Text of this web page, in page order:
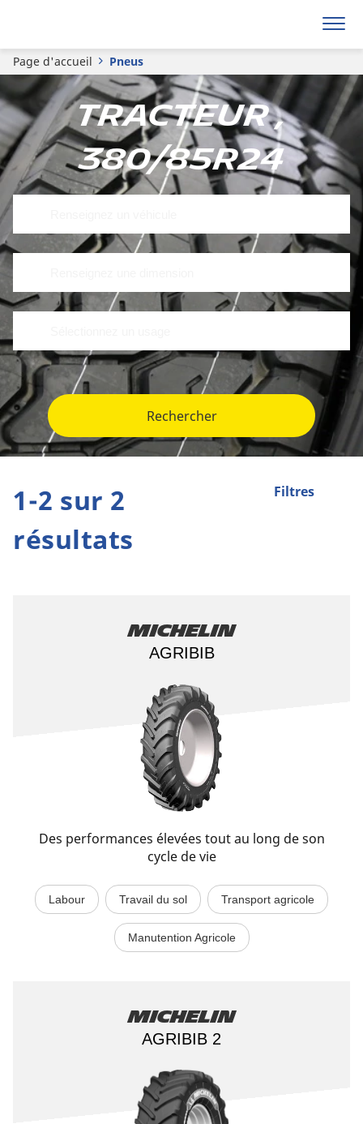
Page d'accueil Pneus
Tracteur ,
380/85R24
Rechercher
Filtres
1-2 sur 2
résultats
Michelin
AGRIBIB
Des performances élevées tout au long de son
cycle de vie
Labour Travail du sol Transport agricole
Manutention Agricole
Michelin
AGRIBIB 2